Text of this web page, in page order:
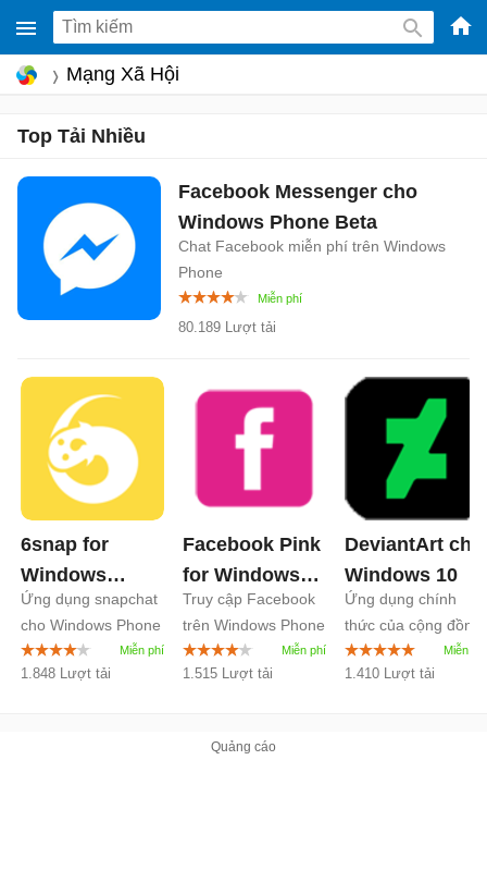
-
Mạng Xã Hội
Top Tải Nhiều
Facebook Messenger cho
Windows Phone Beta
Chat Facebook miễn phí trên Windows
Phone
80.189 Lượt tải
6snap for
Windows
Phone1.4
Ứng dụng snapchat
cho Windows Phone
1.848 Lượt tải
Facebook Pink
for Windows
Phone 1.0
Truy cập Facebook
trên Windows Phone
1.515 Lượt tải
DeviantArt cho
Windows 10
Ứng dụng chính
thức của cộng đồng
nghệ sĩ DeviantArt
1.410 Lượt tải